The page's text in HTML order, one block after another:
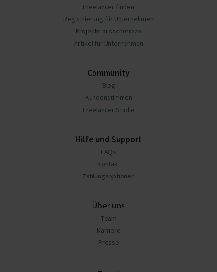
Freelancer finden
Registrierung für Unternehmen
Projekte ausschreiben
Artikel für Unternehmen
Community
Blog
Kundenstimmen
Freelancer Studie
Hilfe und Support
FAQs
Kontakt
Zahlungsoptionen
Über uns
Team
Karriere
Presse